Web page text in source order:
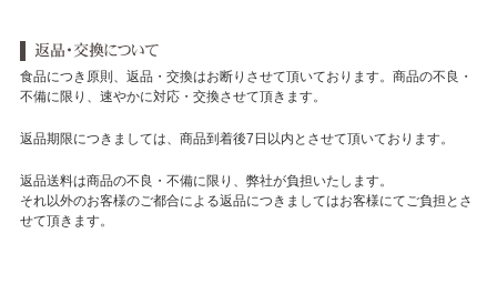
食品につき原則、返品・交換はお断りさせて頂いております。商品の不良・
不備に限り、速やかに対応・交換させて頂きます。
返品期限につきましては、商品到着後7日以内とさせて頂いております。
返品送料は商品の不良・不備に限り、弊社が負担いたします。
それ以外のお客様のご都合による返品につきましてはお客様にてご負担とさ
せて頂きます。